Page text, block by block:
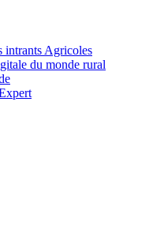
intrants Agricoles
du monde rural